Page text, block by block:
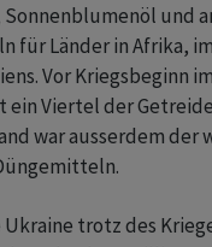
Sonnenblumenöl und
für Länder in Afrika,
Vor Kriegsbeginn
ein Viertel der
war ausserdem der
Ukraine trotz des